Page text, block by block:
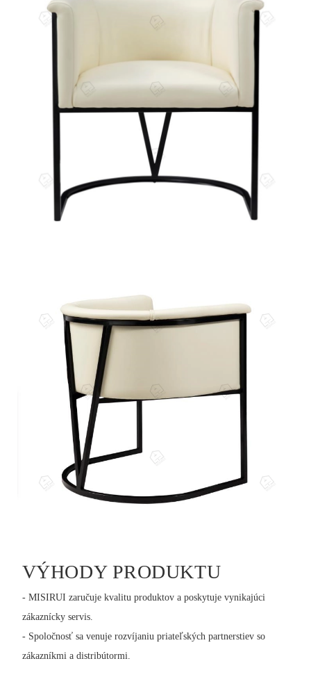
VÝHODY PRODUKTU
- MISIRUI zaručuje kvalitu produktov a poskytuje vynikajúci
zákaznícky servis.
- Spoločnosť sa venuje rozvíjaniu priateľských partnerstiev so
zákazníkmi a distribútormi.